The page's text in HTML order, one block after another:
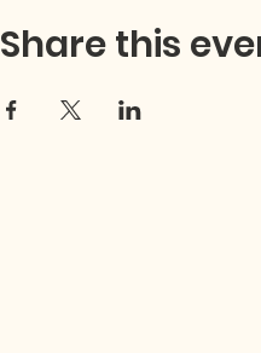
Share this